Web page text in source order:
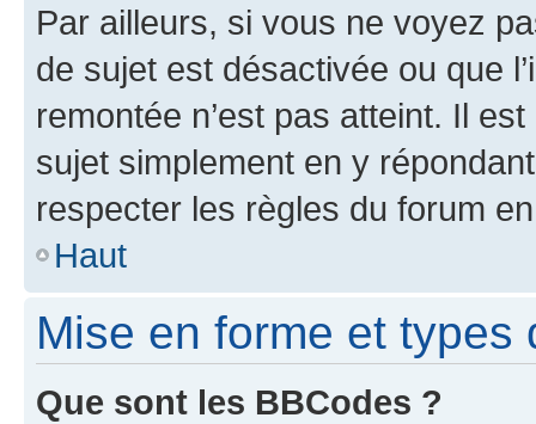
Par ailleurs, si vous ne voyez
de sujet est désactivée ou que
remontée n’est pas atteint. Il
sujet simplement en y
respecter les règles du forum
Haut
Mise en forme et types
Que sont les BBCodes ?